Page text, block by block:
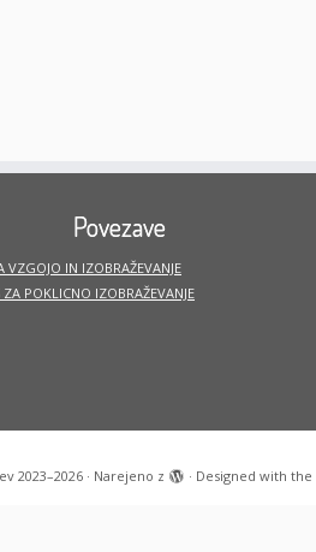
Povezave
VZGOJO IN IZOBRAŽEVANJE
ZA POKLICNO IZOBRAŽEVANJE
2023–2026· Narejeno z · Designed with the